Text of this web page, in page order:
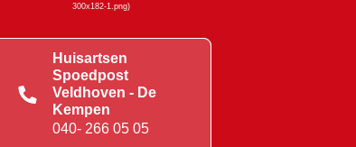
Huisartsen
Spoedpost
Veldhoven - De
Kempen
040- 266 05 05